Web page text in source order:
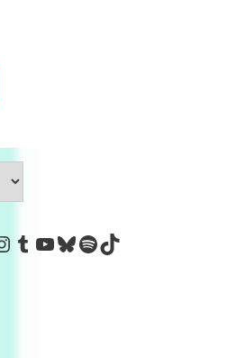
www.facebook.com/
Tumblr
YouTube
Bluesky
Spotify
TikTok